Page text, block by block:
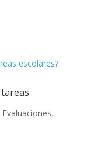
Evaluaciones,